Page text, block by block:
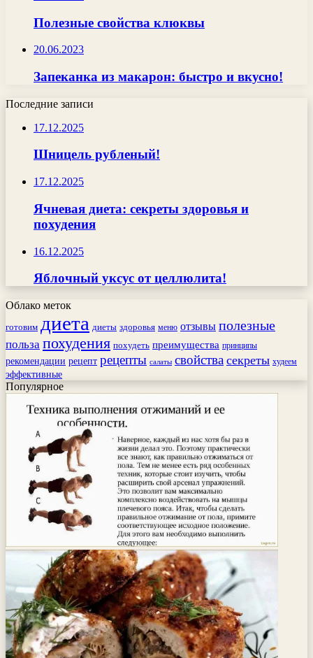
Полезные свойства клюквы
20.06.2023
Запеканка из макарон: быстро и вкусно!
Последние записи
17.12.2025
Шницель рубленый!
17.12.2025
Ячневая диета: секреты здоровья и
похудения
16.12.2025
Яблочный уксус от целлюлита!
Облако меток
готовим диета диеты здоровья меню отзывы полезные
польза похудения похудеть преимущества принципы
рекомендации рецепт рецепты салаты свойства секреты худеем
эффективные
Популярное